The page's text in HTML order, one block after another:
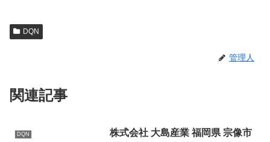
DQN
管理人
関連記事
DQN 株式会社 大島産業 福岡県 宗像市